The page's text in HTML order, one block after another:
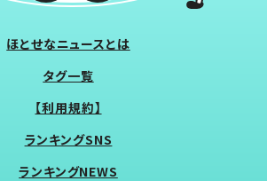
ほとせなニュースとは
タグ一覧
【利用規約】
ランキングSNS
ランキングNEWS